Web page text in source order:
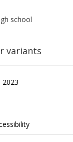
school
variants
2023